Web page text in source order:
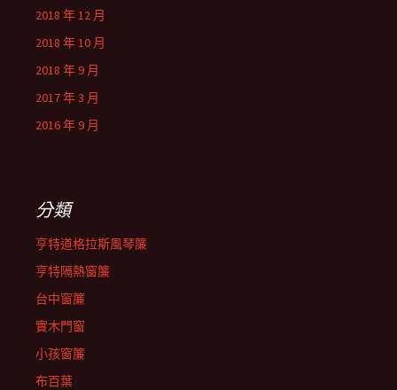
2018 年 12 月
2018 年 10 月
2018 年 9 月
2017 年 3 月
2016 年 9 月
分類
亨特道格拉斯風琴簾
亨特隔熱窗簾
台中窗簾
實木門窗
小孩窗簾
布百葉